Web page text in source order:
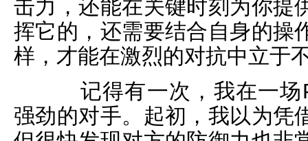
击力，还能在关键时刻为你提
挥它的，还需要结合自身的操
样，才能在激烈的对抗中立于
记得有一次，我在一场
强劲的对手。起初，我以为凭